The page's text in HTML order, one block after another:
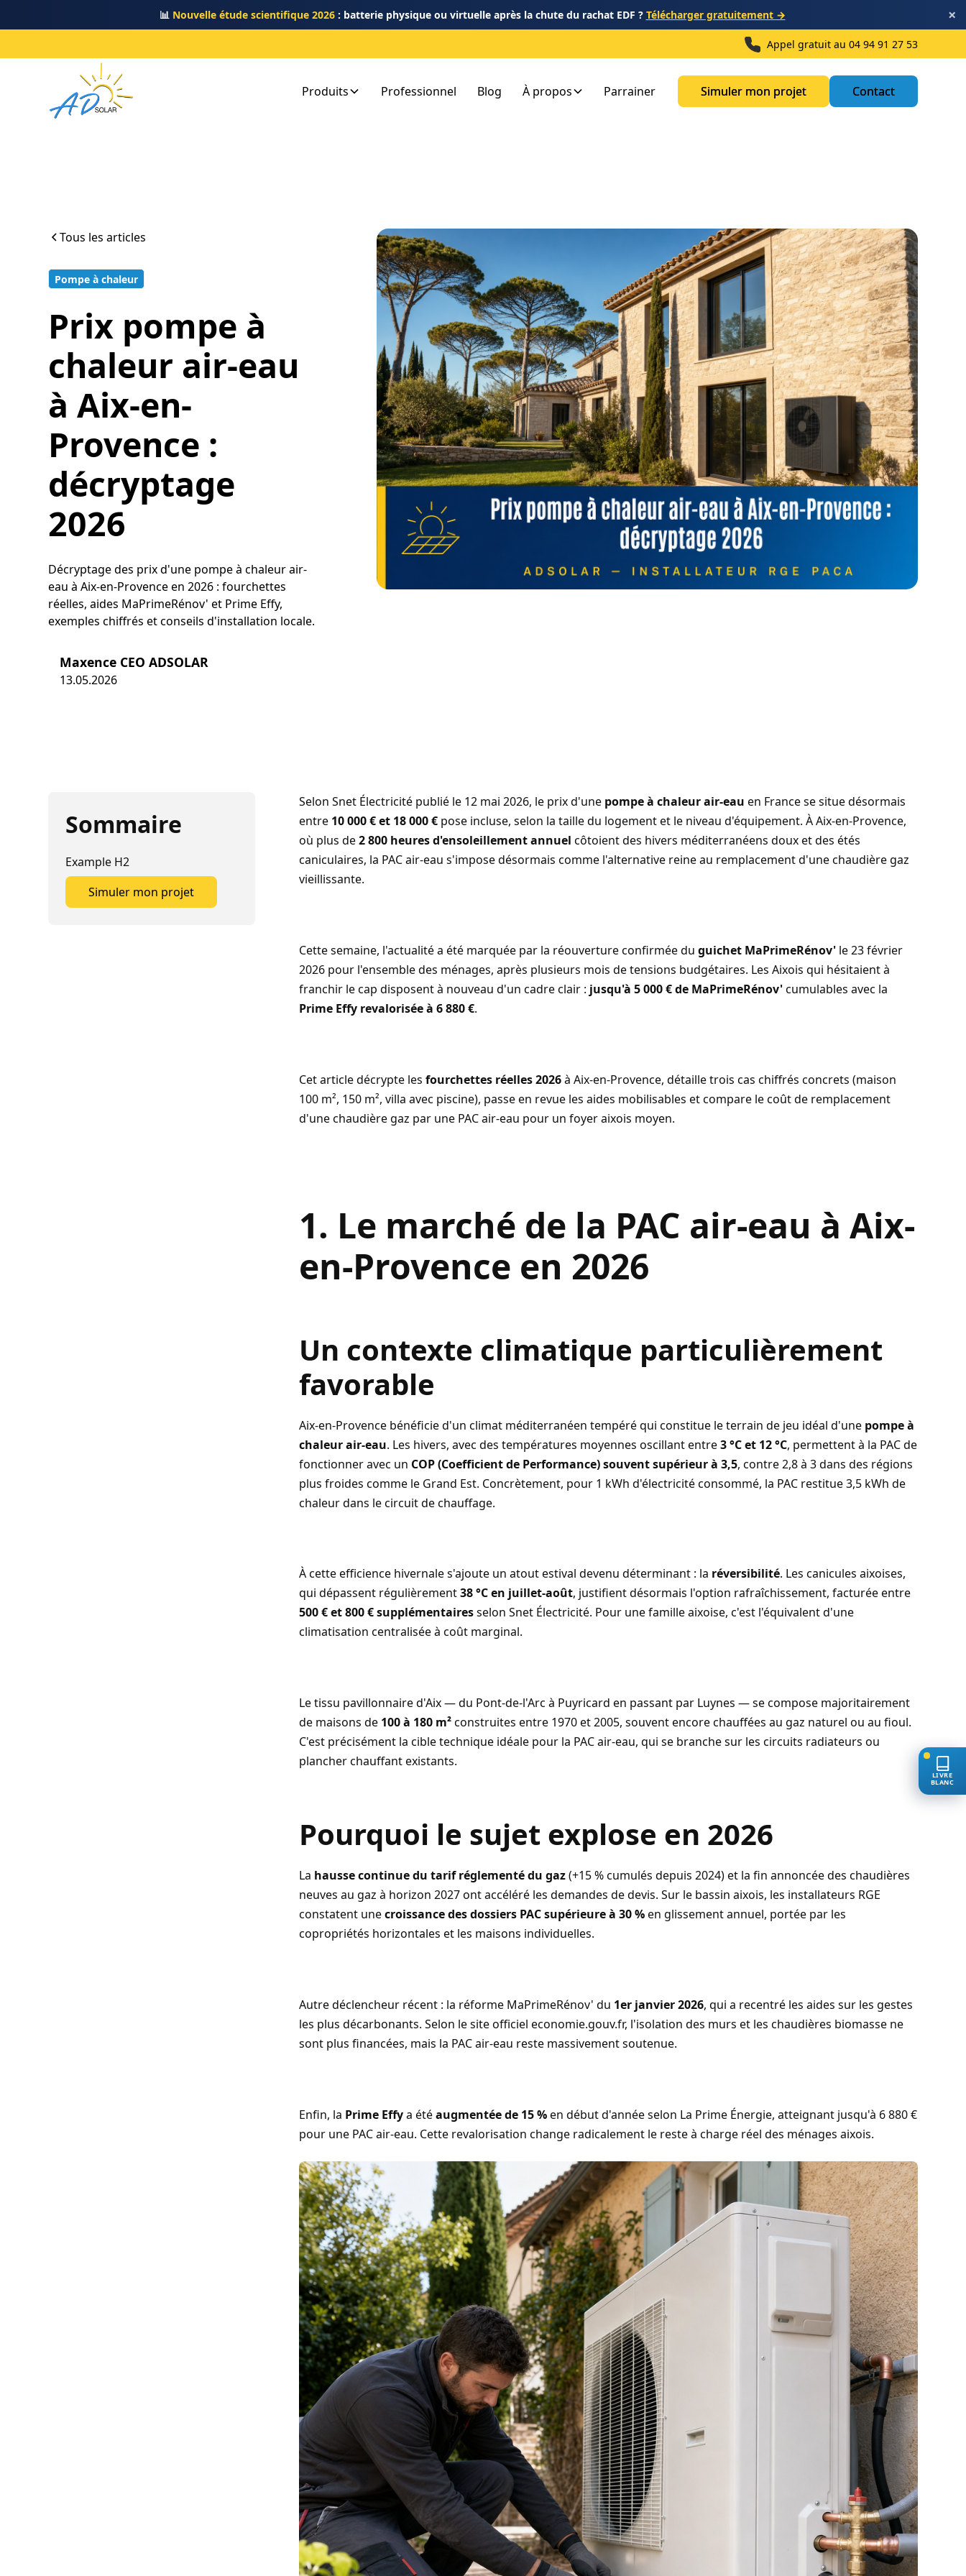
📊 Nouvelle étude scientifique 2026: batterie physique ou virtuelle après la chute du rachat EDF ? Télécharger gratuitement → ×
Appel gratuit au 04 94 91 27 53
Produits Professionnel Blog À propos Parrainer Simuler mon projet
Simuler mon projet Contact
Contact
Tous les articles
Pompe à chaleur
Prix pompe à
chaleur air-eau
à Aix-en-
Provence :
décryptage
2026
Décryptage des prix d'une pompe à chaleur air-
eau à Aix-en-Provence en 2026 : fourchettes
réelles, aides MaPrimeRénov' et Prime Effy,
exemples chiffrés et conseils d'installation locale.
Maxence CEO ADSOLAR
13.05.2026
Sommaire
Example H2
Simuler mon projet
SelonSnet Électricité publié le 12 mai 2026, le prix d'une pompe à chaleur air-eau en France se situe désormais
entre 10 000 € et 18 000 € pose incluse, selon la taille du logement et le niveau d'équipement. À Aix-en-Provence,
où plus de2 800 heures d'ensoleillement annuel côtoient des hivers méditerranéens doux et des étés
caniculaires, la PAC air-eau s'impose désormais comme l'alternative reine au remplacement d'une chaudière gaz
vieillissante.
Cette semaine, l'actualité a été marquée par la réouverture confirmée duguichet MaPrimeRénov' le 23 février
2026 pour l'ensemble des ménages, après plusieurs mois de tensions budgétaires. Les Aixois qui hésitaient à
franchir le cap disposent à nouveau d'un cadre clair : jusqu'à 5 000 € de MaPrimeRénov'cumulables avec la
Prime Effy revalorisée à 6 880 €.
Cet article décrypte lesfourchettes réelles 2026à Aix-en-Provence, détaille trois cas chiffrés concrets (maison
100 m², 150 m², villa avec piscine), passe en revue les aides mobilisables et compare le coût de remplacement
d'une chaudière gaz par une PAC air-eau pour un foyer aixois moyen.
1. Le marché de la PAC air-eau à Aix-
en-Provence en 2026
Un contexte climatique particulièrement
favorable
Aix-en-Provence bénéficie d'un climat méditerranéen tempéré qui constitue le terrain de jeu idéal d'une pompe à
chaleur air-eau. Les hivers, avec des températures moyennes oscillant entre3 °C et 12 °C, permettent à la PAC de
fonctionner avec un COP (Coefficient de Performance) souvent supérieur à 3,5, contre 2,8 à 3 dans des régions
plus froides comme le Grand Est. Concrètement, pour 1 kWh d'électricité consommé, la PAC restitue 3,5 kWh de
chaleur dans le circuit de chauffage.
À cette efficience hivernale s'ajoute un atout estival devenu déterminant : la réversibilité. Les canicules aixoises,
qui dépassent régulièrement38 °C en juillet-août, justifient désormais l'option rafraîchissement, facturée entre
500 € et 800 € supplémentairesselonSnet Électricité. Pour une famille aixoise, c'est l'équivalent d'une
climatisation centralisée à coût marginal.
Le tissu pavillonnaire d'Aix — du Pont-de-l'Arc à Puyricard en passant par Luynes — se compose majoritairement
de maisons de 100 à 180 m²construites entre 1970 et 2005, souvent encore chauffées au gaz naturel ou au fioul.
C'est précisément la cible technique idéale pour la PAC air-eau, qui se branche sur les circuits radiateurs ou
plancher chauffant existants.
Pourquoi le sujet explose en 2026
La hausse continue du tarif réglementé du gaz(+15 % cumulés depuis 2024) et la fin annoncée des chaudières
neuves au gaz à horizon 2027 ont accéléré les demandes de devis. Sur le bassin aixois, les installateurs RGE
constatent unecroissance des dossiers PAC supérieure à 30 %en glissement annuel, portée par les
copropriétés horizontales et les maisons individuelles.
Autre déclencheur récent : la réforme MaPrimeRénov' du 1er janvier 2026, qui a recentré les aides sur les gestes
les plus décarbonants. Selon le site officiel economie.gouv.fr, l'isolation des murs et les chaudières biomasse ne
sont plus financées, mais la PAC air-eau reste massivement soutenue.
Enfin, la Prime Effya étéaugmentée de 15 %en début d'année selon La Prime Énergie, atteignant jusqu'à 6 880 €
pour une PAC air-eau. Cette revalorisation change radicalement le reste à charge réel des ménages aixois.
LIVRE
BLANC